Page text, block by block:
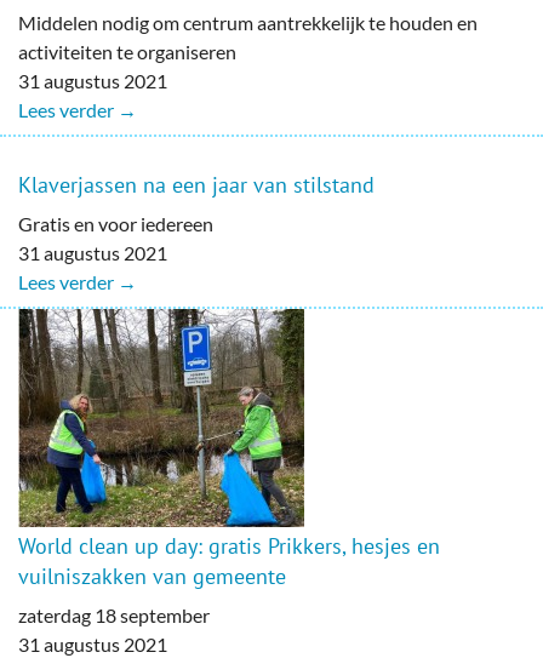
Middelen nodig om centrum aantrekkelijk te houden en
activiteiten te organiseren
31 augustus 2021
Lees verder →
Klaverjassen na een jaar van stilstand
Gratis en voor iedereen
31 augustus 2021
Lees verder →
World clean up day: gratis Prikkers, hesjes en
vuilniszakken van gemeente
zaterdag 18 september
31 augustus 2021